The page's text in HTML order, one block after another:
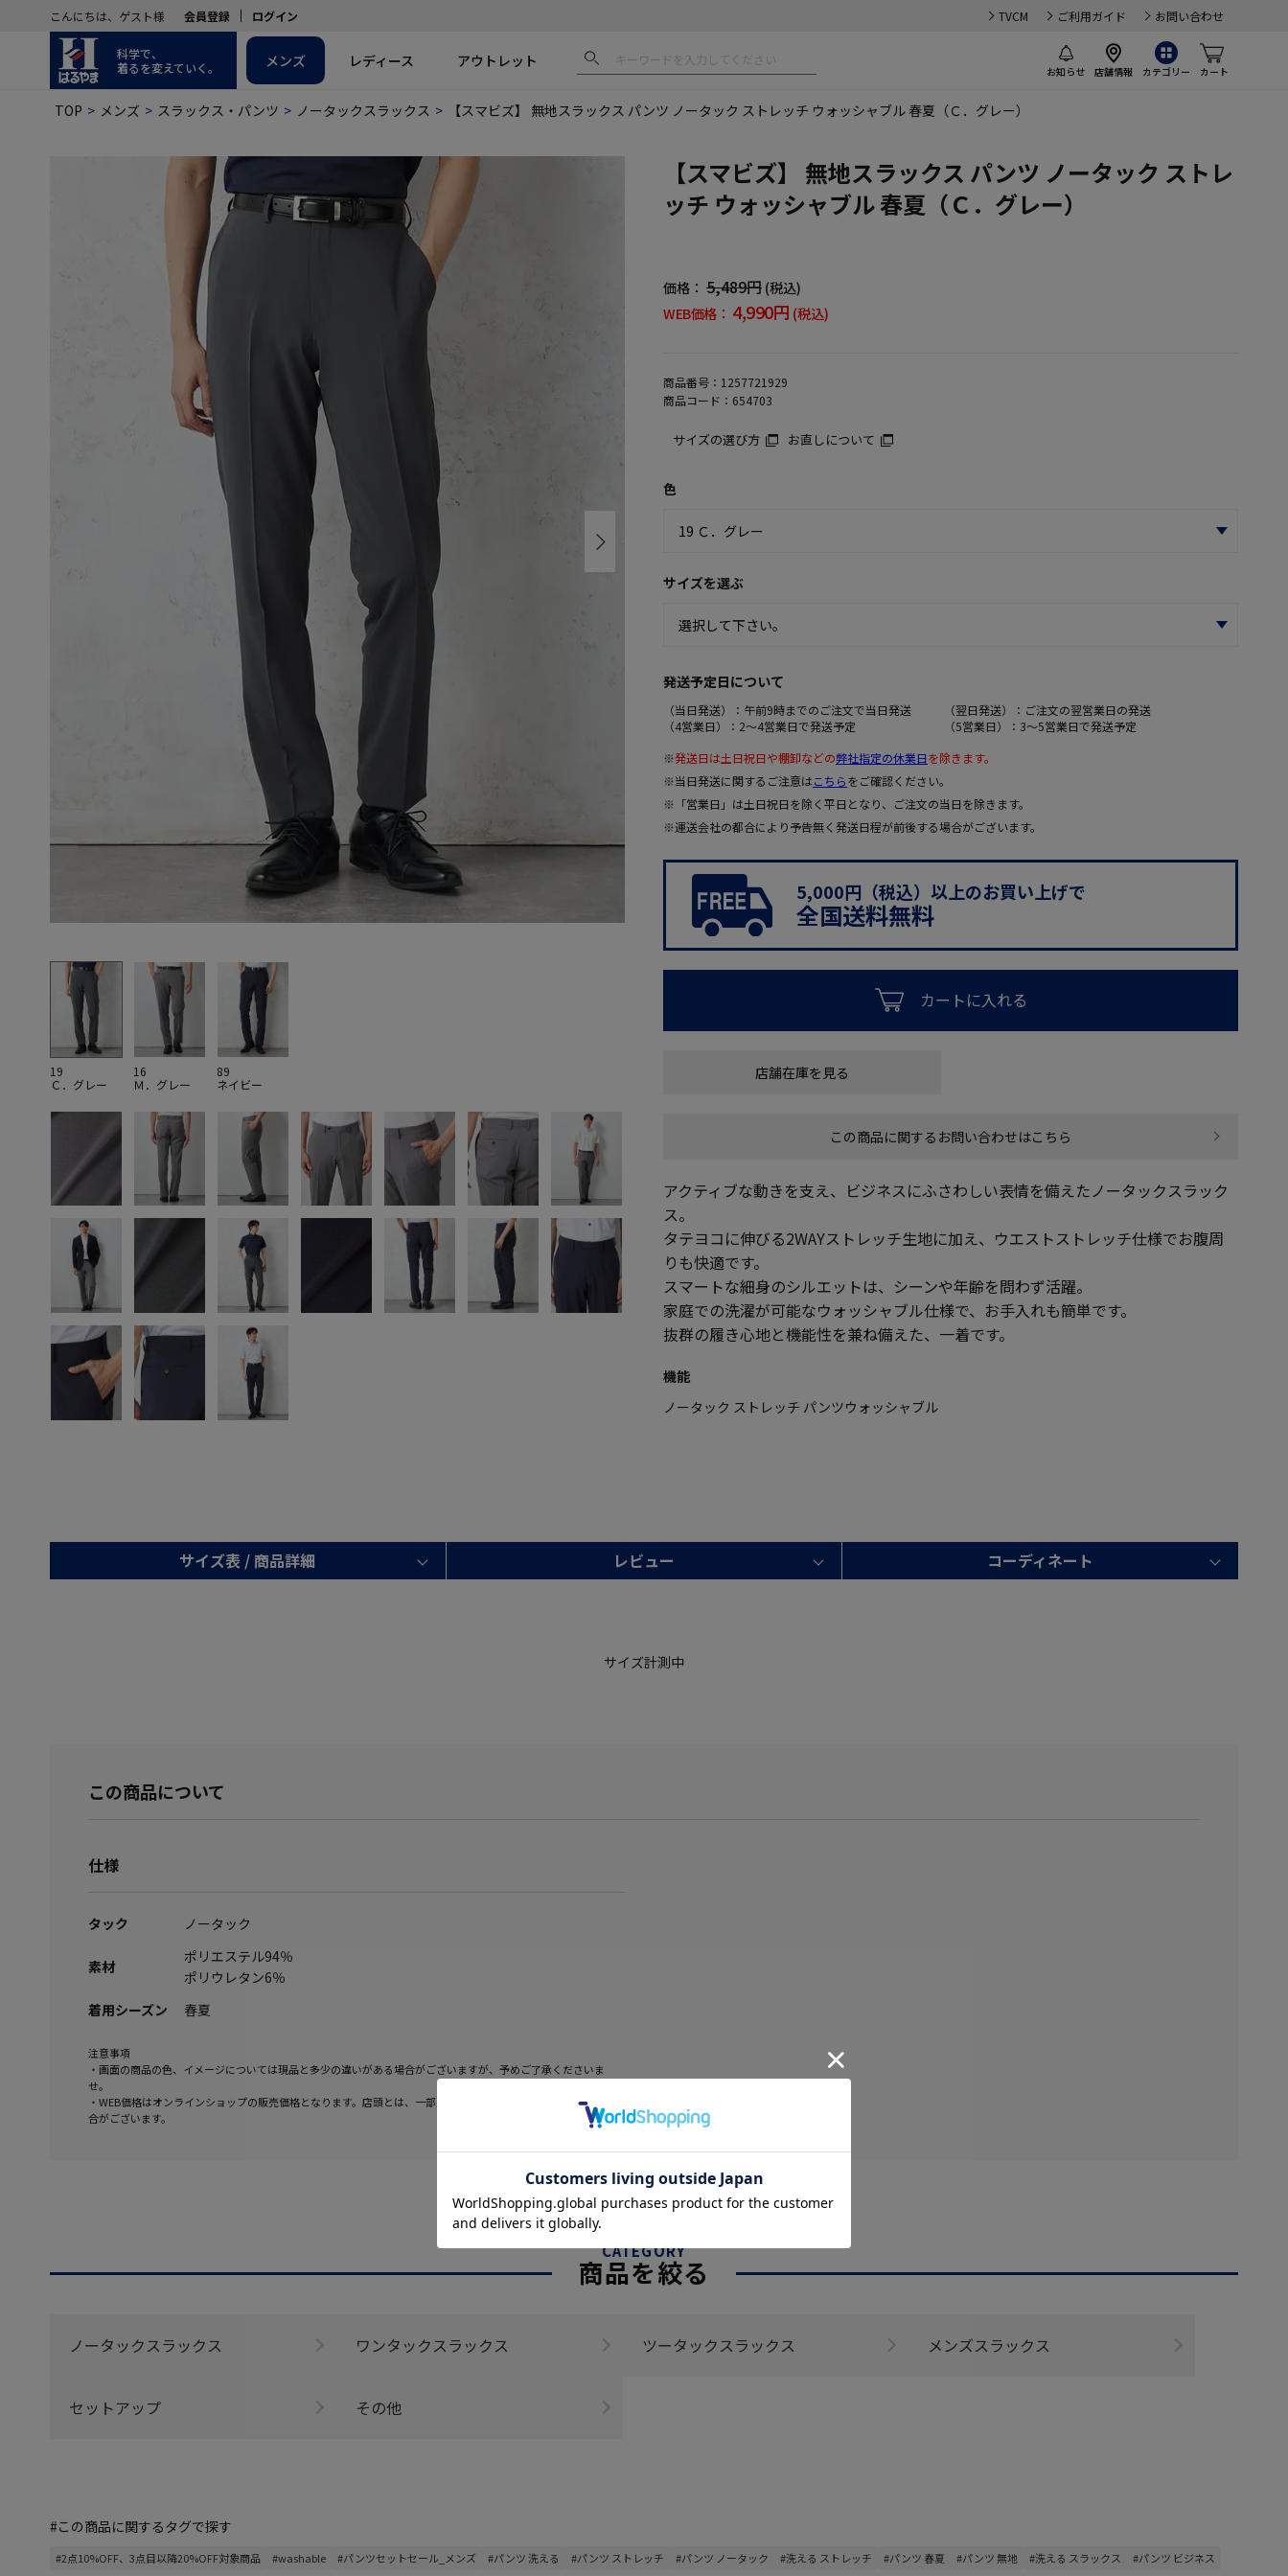
こんにちは、ゲスト様 会員登録 ログイン TVCM ご利用ガイド お問い合わせ
科学で、
着るを変えていく。
お知らせ 店舗情報 カテゴリー カート
メンズ レディース アウトレット
TOP メンズ スラックス・パンツ ノータックスラックス 【スマビズ】 無地スラックス パンツ ノータック ストレッチ ウォッシャブル 春夏（Ｃ．グレー）
19
Ｃ．グレー
16
Ｍ．グレー
89
ネイビー
【スマビズ】 無地スラックス パンツ ノータック ストレ
ッチ ウォッシャブル 春夏（Ｃ．グレー）
価格： 5,489円 (税込)
WEB価格： 4,990円 (税込)
商品番号： 1257721929
商品コード： 654703
サイズの選び方 お直しについて
色
サイズを選ぶ
発送予定日について
（当日発送）：午前9時までのご注文で当日発送
（翌日発送）：ご注文の翌営業日の発送
（4営業日）：2～4営業日で発送予定
（5営業日）：3～5営業日で発送予定
※発送日は土日祝日や棚卸などの弊社指定の休業日を除きます。
※当日発送に関するご注意はこちらをご確認ください。
※「営業日」は土日祝日を除く平日となり、ご注文の当日を除きます。
※運送会社の都合により予告無く発送日程が前後する場合がございます。
5,000円（税込）以上のお買い上げで
全国送料無料
カートに入れる
店舗在庫を見る
この商品に関するお問い合わせはこちら
アクティブな動きを支え、ビジネスにふさわしい表情を備えたノータックスラック
ス。
タテヨコに伸びる2WAYストレッチ生地に加え、ウエストストレッチ仕様でお腹周
りも快適です。
スマートな細身のシルエットは、シーンや年齢を問わず活躍。
家庭での洗濯が可能なウォッシャブル仕様で、お手入れも簡単です。
抜群の履き心地と機能性を兼ね備えた、一着です。
機能
ノータック ストレッチ パンツウォッシャブル
サイズ表 / 商品詳細 レビュー コーディネート
サイズ計測中
この商品について
仕様
タック ノータック
素材
ポリエステル94％
ポリウレタン6％
着用シーズン
春夏
注意事項
・画面の商品の色、イメージについては現品と多少の違いがある場合がございますが、予めご了承くださいま
せ。
・WEB価格はオンラインショップの販売価格となります。店頭とは、一部販売価格およびセール内容が異なる場
合がございます。
CATEGORY
商品を絞る
ノータックスラックス ワンタックスラックス ツータックスラックス メンズスラックス
セットアップ その他
#この商品に関するタグで探す
#2点10%OFF、3点目以降20%OFF対象商品 #washable #パンツセットセール_メンズ #パンツ 洗える #パンツ ストレッチ #パンツ ノータック #洗える ストレッチ #パンツ 春夏 #パンツ 無地 #洗える スラックス #パンツ ビジネス